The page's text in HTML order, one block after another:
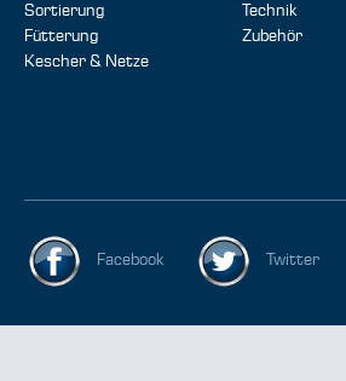
Sortierung
Fütterung
Kescher & Netze
Technik
Zubehör
Facebook Twitter